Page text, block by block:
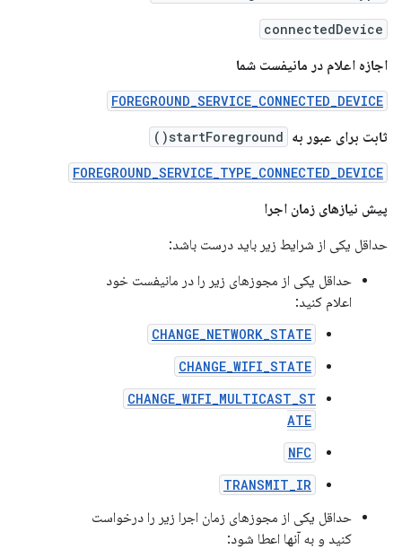
connectedDevice
اجازه اعلام در مانیفست شما
FOREGROUND_SERVICE_CONNECTED_DEVICE
ثابت برای عبور به startForeground()
FOREGROUND_SERVICE_TYPE_CONNECTED_DEVICE
پیش نیازهای زمان اجرا
حداقل یکی از شرایط زیر باید درست باشد:
حداقل یکی از مجوزهای زیر را در مانیفست خود
اعلام کنید:
CHANGE_NETWORK_STATE
CHANGE_WIFI_STATE
CHANGE_WIFI_MULTICAST_ST
ATE
NFC
TRANSMIT_IR
حداقل یکی از مجوزهای زمان اجرا زیر را درخواست
کنید و به آنها اعطا شود: